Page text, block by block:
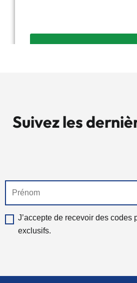
Suivez les
promos
J’accepte de recevoir des codes
exclusifs.